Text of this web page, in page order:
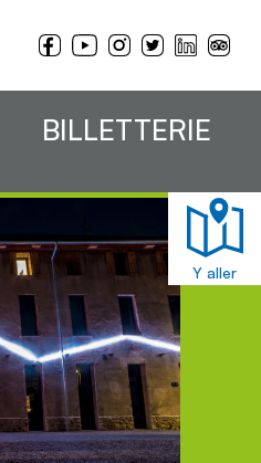
BILLETTERIE
Y aller